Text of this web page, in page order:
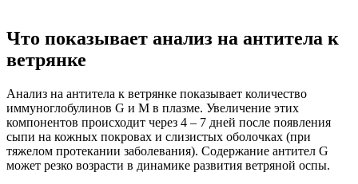
Что показывает анализ на антитела к
ветрянке
Анализ на антитела к ветрянке показывает количество
иммуноглобулинов G и M в плазме. Увеличение этих
компонентов происходит через 4 – 7 дней после появления
сыпи на кожных покровах и слизистых оболочках (при
тяжелом протекании заболевания). Содержание антител G
может резко возрасти в динамике развития ветряной оспы.